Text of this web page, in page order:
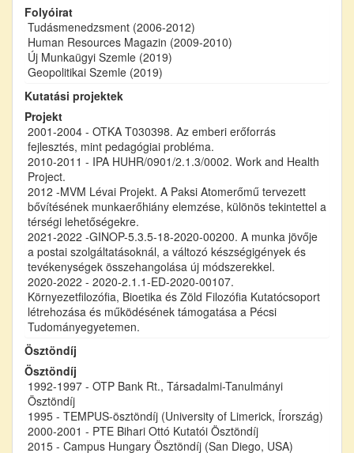
Folyóirat
Tudásmenedzsment (2006-2012)
Human Resources Magazin (2009-2010)
Új Munkaügyi Szemle (2019)
Geopolitikai Szemle (2019)
Kutatási projektek
Projekt
2001-2004 - OTKA T030398. Az emberi erőforrás
fejlesztés, mint pedagógiai probléma.
2010-2011 - IPA HUHR/0901/2.1.3/0002. Work and Health
Project.
2012 -MVM Lévai Projekt. A Paksi Atomerőmű tervezett
bővítésének munkaerőhiány elemzése, különös tekintettel a
térségi lehetőségekre.
2021-2022 -GINOP-5.3.5-18-2020-00200. A munka jövője
a postai szolgáltatásoknál, a változó készségigények és
tevékenységek összehangolása új módszerekkel.
2020-2022 - 2020-2.1.1-ED-2020-00107.
Környezetfilozófia, Bioetika és Zöld Filozófia Kutatócsoport
létrehozása és működésének támogatása a Pécsi
Tudományegyetemen.
Ösztöndíj
Ösztöndíj
1992-1997 - OTP Bank Rt., Társadalmi-Tanulmányi
Ösztöndíj
1995 - TEMPUS-ösztöndíj (University of Limerick, Írország)
2000-2001 - PTE Bihari Ottó Kutatói Ösztöndíj
2015 - Campus Hungary Ösztöndíj (San Diego, USA)